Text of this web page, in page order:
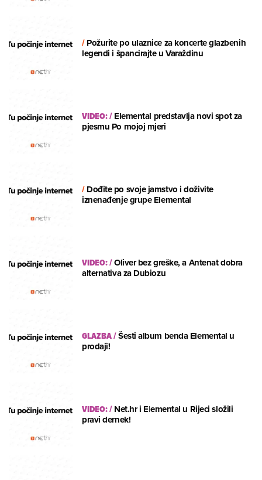
/Požurite po ulaznice za koncerte glazbenih
legendi i špancirajte u Varaždinu
VIDEO:/Elemental predstavlja novi spot za
pjesmu Po mojoj mjeri
/Dođite po svoje jamstvo i doživite
iznenađenje grupe Elemental
VIDEO:/Oliver bez greške, a Antenat dobra
alternativa za Dubiozu
GLAZBA/Šesti album benda Elemental u
prodaji!
VIDEO:/Net.hr i Elemental u Rijeci složili
pravi dernek!